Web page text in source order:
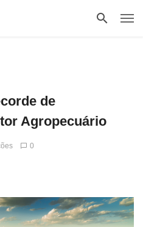
de
Agropecuário
0